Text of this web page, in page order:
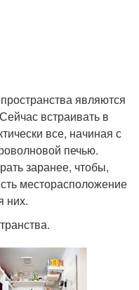
являются
встраивать в
все, начиная с
печью.
заранее, чтобы,
месторасположение
них.